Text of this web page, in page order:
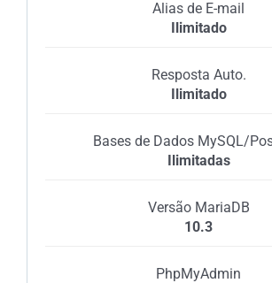
Alias de E-mail
Ilimitado
Resposta Auto.
Ilimitado
Bases de Dados MySQL/
Ilimitadas
Versão MariaDB
10.3
PhpMyAdmin